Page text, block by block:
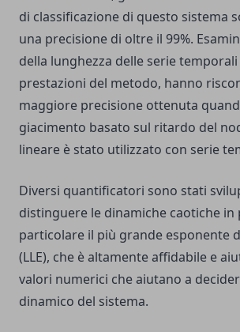
di classificazione di questo sistema
una precisione di oltre il 99%.
della lunghezza delle serie
prestazioni del metodo, hanno
maggiore precisione ottenuta
giacimento basato sul ritardo del
lineare è stato utilizzato con serie
Diversi quantificatori sono stati
distinguere le dinamiche caotiche in
particolare il più grande esponente
(LLE), che è altamente affidabile e
valori numerici che aiutano a
dinamico del sistema.